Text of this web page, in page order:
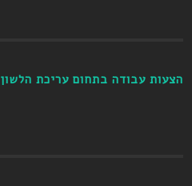
הצעות עבודה בתחום עריכת הלשון